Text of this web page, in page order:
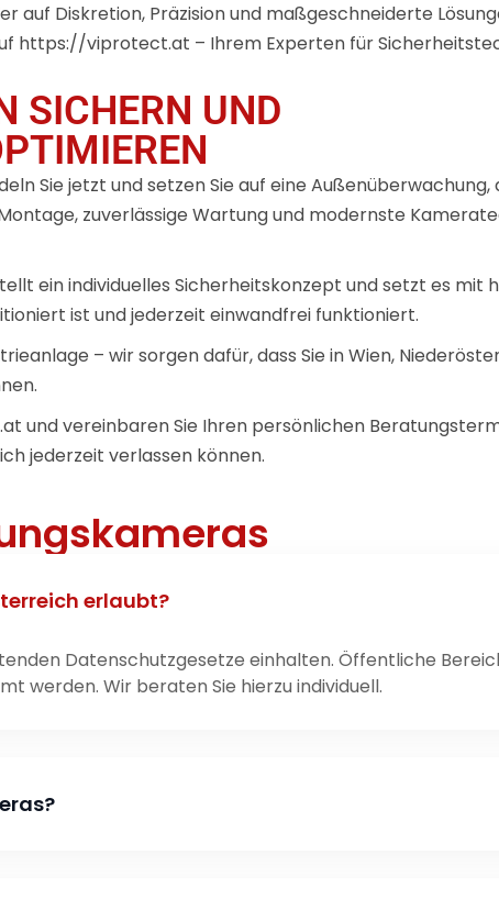
auf Diskretion, Präzision und maßgeschneiderte
https://viprotect.at – Ihrem Experten für
SICHERN UND
Sie jetzt und setzen Sie auf eine
zuverlässige Wartung und modernste
ein individuelles Sicherheitskonzept und setzt es mit
ist und jederzeit einwandfrei funktioniert.
– wir sorgen dafür, dass Sie in Wien,
und vereinbaren Sie Ihren persönlichen
jederzeit verlassen können.
erlaubt?
Datenschutzgesetze einhalten. Öffentliche
werden. Wir beraten Sie hierzu individuell.